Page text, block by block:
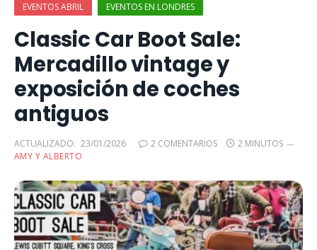
EVENTOS ABRIL EVENTOS EN LONDRES
Classic Car Boot Sale:
Mercadillo vintage y
exposición de coches
antiguos
ACTUALIZADO: 23/01/2026 2 COMENTARIOS
2 MINUTOS
AMY Y ALBERTO